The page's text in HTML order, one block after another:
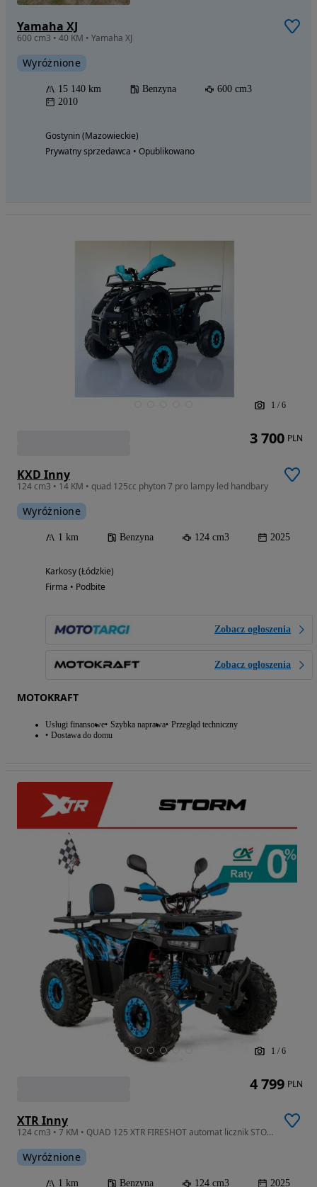
Yamaha XJ
600 cm3 • 40 KM • Yamaha XJ
Wyróżnione
15 140 km Benzyna
600 cm3
2010
Gostynin (Mazowieckie)
Prywatny sprzedawca • Opublikowano
1 / 6
KXD Inny
124 cm3 • 14 KM • quad 125cc phyton 7 pro lampy led handbary
Wyróżnione
1 km Benzyna 124 cm3 2025
Karkosy (Łódzkie)
Firma • Podbite
Zobacz ogłoszenia
Zobacz ogłoszenia
MOTOKRAFT
Usługi finansowe Szybka naprawa Przegląd techniczny
Dostawa do domu
3 700 PLN
1 / 6
XTR Inny
124 cm3 • 7 KM • QUAD 125 XTR FIRESHOT automat licznik STORM transport raty +gratisy
Wyróżnione
1 km Benzyna 124 cm3 2025
4 799 PLN